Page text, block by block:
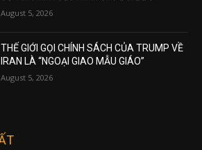
August 5, 2026
THẾ GIỚI GỌI CHÍNH SÁCH CỦA TRUMP VỀ
IRAN LÀ “NGOẠI GIAO MẪU GIÁO”
August 5, 2026